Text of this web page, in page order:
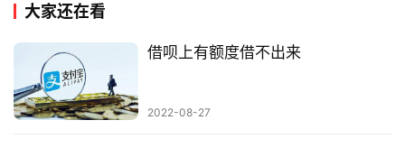
大家还在看
借呗上有额度借不出来
2022-08-27